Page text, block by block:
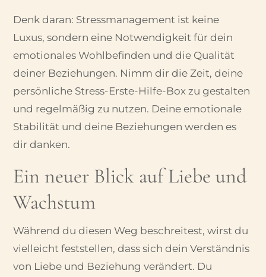
Denk daran: Stressmanagement ist keine
Luxus, sondern eine Notwendigkeit für dein
emotionales Wohlbefinden und die Qualität
deiner Beziehungen. Nimm dir die Zeit, deine
persönliche Stress-Erste-Hilfe-Box zu gestalten
und regelmäßig zu nutzen. Deine emotionale
Stabilität und deine Beziehungen werden es
dir danken.
Ein neuer Blick auf Liebe und
Wachstum
Während du diesen Weg beschreitest, wirst du
vielleicht feststellen, dass sich dein Verständnis
von Liebe und Beziehung verändert. Du